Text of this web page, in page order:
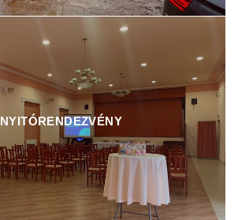
NYITÓRENDEZVÉNY